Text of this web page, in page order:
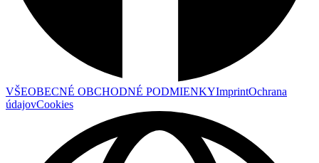
VŠEOBECNÉ OBCHODNÉ PODMIENKYImprintOchrana
údajovCookies